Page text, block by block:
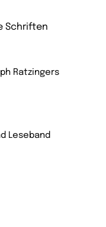
Schriften
Ratzingers
Leseband